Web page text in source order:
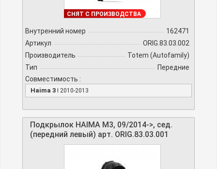
ПОД ЗАКАЗ
СНЯТ С ПРОИЗВОДСТВА
Внутренний номер
162471
Артикул
ORIG.83.03.002
Производитель
Totem (Autofamily)
Тип
Передние
Совместимость :
Haima 3 I 2010-2013
Подкрылок HAIMA M3, 09/2014->, сед.
(передний левый) арт. ORIG.83.03.001